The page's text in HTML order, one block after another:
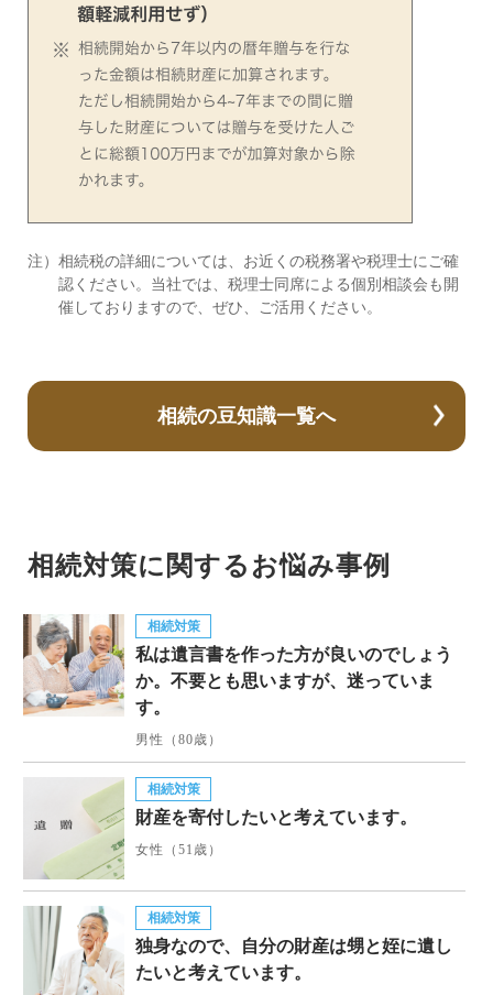
注） 相続税の詳細については、お近くの税務署や税理士にご確
認ください。当社では、税理士同席による個別相談会も開
催しておりますので、ぜひ、ご活用ください。
相続の豆知識一覧へ
相続対策に関するお悩み事例
相続対策
私は遺言書を作った方が良いのでしょう
か。不要とも思いますが、迷っていま
す。
男性（80歳）
相続対策
財産を寄付したいと考えています。
女性（51歳）
相続対策
独身なので、自分の財産は甥と姪に遺し
たいと考えています。